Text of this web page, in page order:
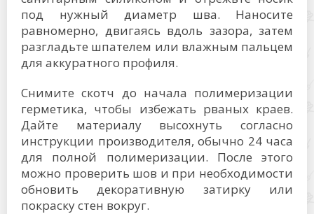
под нужный диаметр шва. Наносите
равномерно, двигаясь вдоль зазора, затем
разгладьте шпателем или влажным пальцем
для аккуратного профиля.
Снимите скотч до начала полимеризации
герметика, чтобы избежать рваных краев.
Дайте материалу высохнуть согласно
инструкции производителя, обычно 24 часа
для полной полимеризации. После этого
можно проверить шов и при необходимости
обновить декоративную затирку или
покраску стен вокруг.